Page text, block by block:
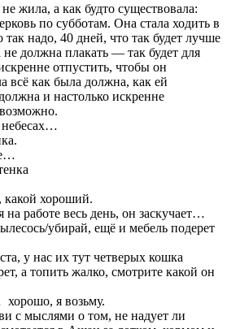
жила, а как будто существовала:
по субботам. Она стала ходить в
так надо, 40 дней, что так будет лучше
не должна плакать — так будет для
отпустить, чтобы он
всё как была должна, как ей
и настолько искренне
хороший.
работе весь день, он заскучает…
убирай, ещё и мебель подерет
у нас их тут четверых кошка
а топить жалко, смотрите какой он
я возьму.
с мыслями о том, не надует ли